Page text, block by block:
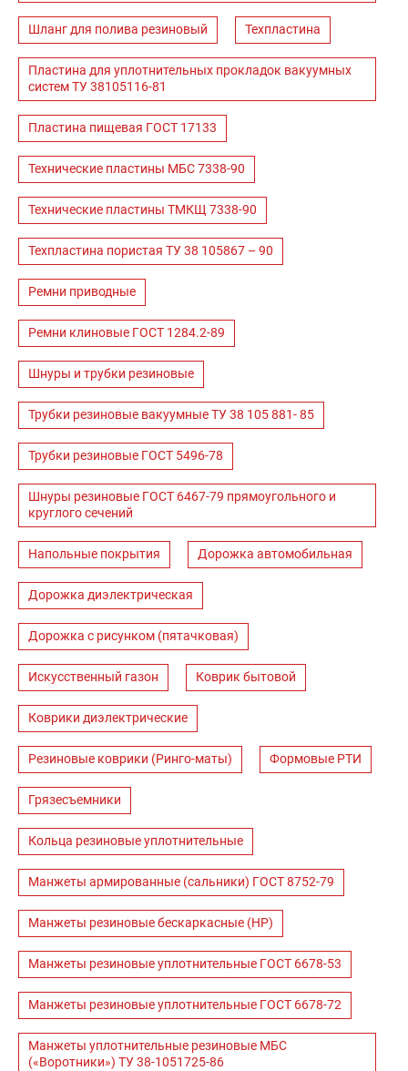
Шланг для полива резиновый Техпластина
Пластина для уплотнительных прокладок вакуумных
систем ТУ 38105116-81
Пластина пищевая ГОСТ 17133
Технические пластины МБС 7338-90
Технические пластины ТМКЩ 7338-90
Техпластина пористая ТУ 38 105867 – 90
Ремни приводные
Ремни клиновые ГОСТ 1284.2-89
Шнуры и трубки резиновые
Трубки резиновые вакуумные ТУ 38 105 881- 85
Трубки резиновые ГОСТ 5496-78
Шнуры резиновые ГОСТ 6467-79 прямоугольного и
круглого сечений
Напольные покрытия Дорожка автомобильная
Дорожка диэлектрическая
Дорожка с рисунком (пятачковая)
Искусственный газон Коврик бытовой
Коврики диэлектрические
Резиновые коврики (Ринго-маты) Формовые РТИ
Грязесъемники
Кольца резиновые уплотнительные
Манжеты армированные (сальники) ГОСТ 8752-79
Манжеты резиновые бескаркасные (НР)
Манжеты резиновые уплотнительные ГОСТ 6678-53
Манжеты резиновые уплотнительные ГОСТ 6678-72
Манжеты уплотнительные резиновые МБС
(«Воротники») ТУ 38-1051725-86